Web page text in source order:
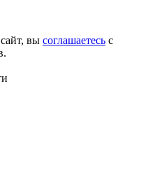
вы соглашаетесь с